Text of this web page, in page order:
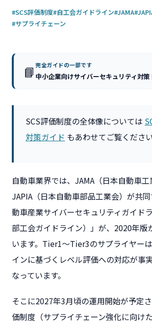
#SCS評価制度#自工会ガイドライン#JAMA
#サプライチェーン
📘 完全ガイドの一部です
中小企業向けサイバーセキュリティ対策
SCS評価制度の全体像については
対策ガイド もあわせてご覧ください
自動車業界では、JAMA（日本自動車工
JAPIA（日本自動車部品工業会）が共
動車産業サイバーセキュリティガイド
部工会ガイドライン）」が、2020年版
います。Tier1〜Tier3のサプライヤー
インに基づくレベル評価への対応が事
なっています。
そこに2027年3月頃の運用開始が予定
価制度（サプライチェーン強化に向け